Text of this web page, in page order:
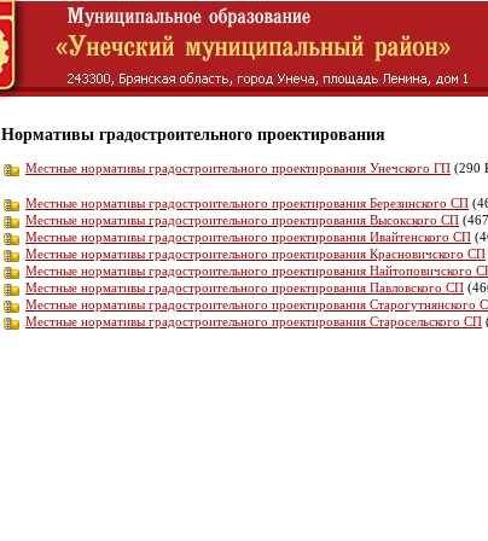
Нормативы градостроительного проектирования
Местные нормативы градостроительного проектирования Унечского ГП (290
Местные нормативы градостроительного проектирования Березинского СП
Местные нормативы градостроительного проектирования Высокского СП
Местные нормативы градостроительного проектирования Ивайтенского СП
Местные нормативы градостроительного проектирования Красновичского СП
Местные нормативы градостроительного проектирования Найтоповичского
Местные нормативы градостроительного проектирования Павловского СП
Местные нормативы градостроительного проектирования Старогутнянского
Местные нормативы градостроительного проектирования Старосельского СП